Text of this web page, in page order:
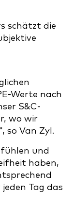
schätzt die
Werte nach
S&C-
wo wir
so Van Zyl.
und
haben,
Tag das